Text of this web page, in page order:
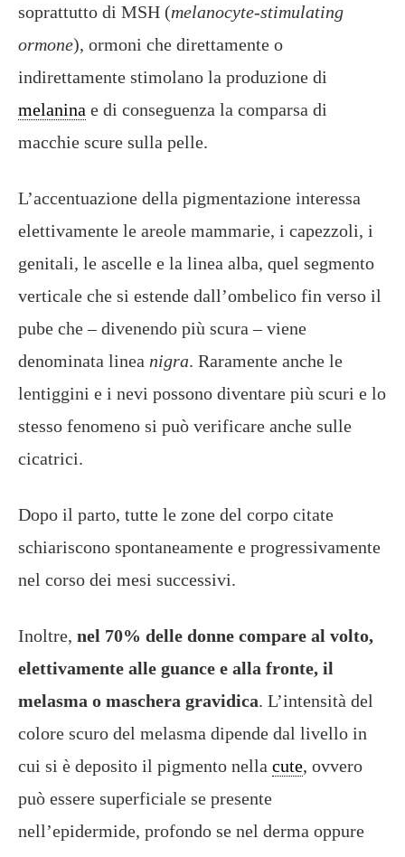
soprattutto di MSH (melanocyte-stimulating
ormone), ormoni che direttamente o
indirettamente stimolano la produzione di
melanina e di conseguenza la comparsa di
macchie scure sulla pelle.
L’accentuazione della pigmentazione interessa
elettivamente le areole mammarie, i capezzoli, i
genitali, le ascelle e la linea alba, quel segmento
verticale che si estende dall’ombelico fin verso il
pube che – divenendo più scura – viene
denominata linea nigra. Raramente anche le
lentiggini e i nevi possono diventare più scuri e lo
stesso fenomeno si può verificare anche sulle
cicatrici.
Dopo il parto, tutte le zone del corpo citate
schiariscono spontaneamente e progressivamente
nel corso dei mesi successivi.
Inoltre, nel 70% delle donne compare al volto,
elettivamente alle guance e alla fronte, il
melasma o maschera gravidica. L’intensità del
colore scuro del melasma dipende dal livello in
cui si è deposito il pigmento nella cute, ovvero
può essere superficiale se presente
nell’epidermide, profondo se nel derma oppure